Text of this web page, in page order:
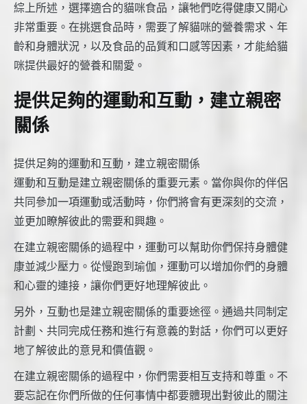
綜上所述，選擇適合的貓咪食品，讓牠們吃得健康又開心
非常重要。在挑選食品時，需要了解貓咪的營養需求、年
齡和身體狀況，以及食品的品質和口感等因素，才能給貓
咪提供最好的營養和關愛。
提供足夠的運動和互動，建立親密
關係
提供足夠的運動和互動，建立親密關係
運動和互動是建立親密關係的重要元素。當你與你的伴侶
共同參加一項運動或活動時，你們將會有更深刻的交流，
並更加瞭解彼此的需要和興趣。
在建立親密關係的過程中，運動可以幫助你們保持身體健
康並減少壓力。從慢跑到瑜伽，運動可以增加你們的身體
和心靈的連接，讓你們更好地理解彼此。
另外，互動也是建立親密關係的重要途徑。通過共同制定
計劃、共同完成任務和進行有意義的對話，你們可以更好
地了解彼此的意見和價值觀。
在建立親密關係的過程中，你們需要相互支持和尊重。不
要忘記在你們所做的任何事情中都要體現出對彼此的關注